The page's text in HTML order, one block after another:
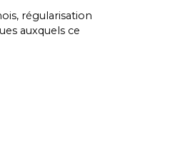
régularisation
auxquels ce